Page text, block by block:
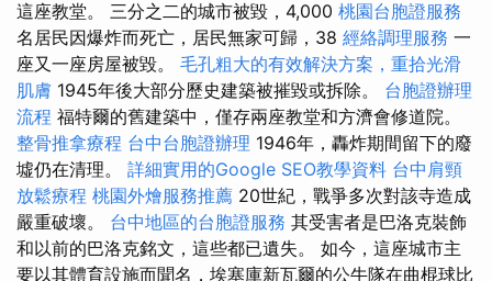
這座教堂。 三分之二的城市被毀，4,000 桃園台胞證服務
名居民因爆炸而死亡，居民無家可歸，38 經絡調理服務 一
座又一座房屋被毀。 毛孔粗大的有效解決方案，重拾光滑
肌膚 1945年後大部分歷史建築被摧毀或拆除。 台胞證辦理
流程 福特爾的舊建築中，僅存兩座教堂和方濟會修道院。
整骨推拿療程 台中台胞證辦理 1946年，轟炸期間留下的廢
墟仍在清理。 詳細實用的Google SEO教學資料 台中肩頸
放鬆療程 桃園外燴服務推薦 20世紀，戰爭多次對該寺造成
嚴重破壞。 台中地區的台胞證服務 其受害者是巴洛克裝飾
和以前的巴洛克銘文，這些都已遺失。 如今，這座城市主
要以其體育設施而聞名，埃塞庫新瓦爾的公牛隊在曲棍球比